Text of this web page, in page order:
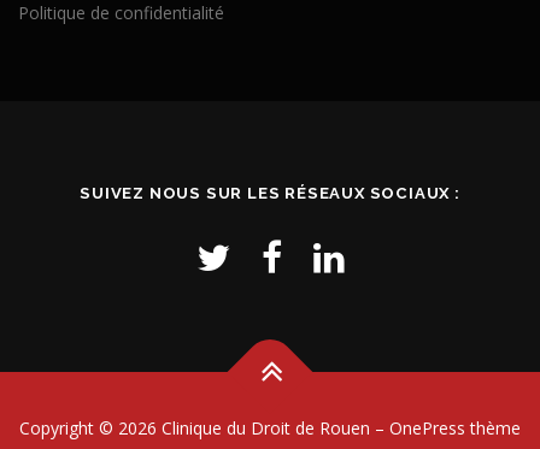
Politique de confidentialité
SUIVEZ NOUS SUR LES RÉSEAUX SOCIAUX :
Copyright © 2026 Clinique du Droit de Rouen – OnePress thème